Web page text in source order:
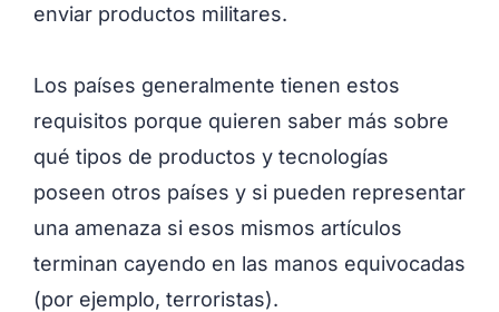
enviar productos militares.
Los países generalmente tienen estos
requisitos porque quieren saber más sobre
qué tipos de productos y tecnologías
poseen otros países y si pueden representar
una amenaza si esos mismos artículos
terminan cayendo en las manos equivocadas
(por ejemplo, terroristas).